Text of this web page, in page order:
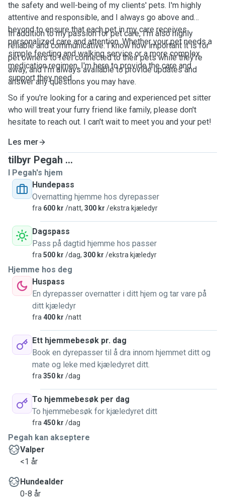
the safety and well-being of my clients' pets. I'm highly
attentive and responsible, and I always go above and
beyond to ensure that each pet in my care receives
personalized care and attention. Whether your pet needs a
simple feeding and walking service or a more complex
medication regimen, I'm here to provide the care and
support they need.
In addition to my passion for pet care, I'm also highly
reliable and communicative. I know how important it is for
pet owners to feel connected to their pets while they're
away, and I'm always available to provide updates and
answer any questions you may have.
So if you're looking for a caring and experienced pet sitter
who will treat your furry friend like family, please don't
hesitate to reach out. I can't wait to meet you and your pet!
Les mer
tilbyr Pegah ...
I Pegah's hjem
Hundepass
Overnatting hjemme hos dyrepasser
fra 600 kr /natt, 300 kr /ekstra kjæledyr
Dagspass
Pass på dagtid hjemme hos passer
fra 500 kr /dag, 300 kr /ekstra kjæledyr
Hjemme hos deg
Huspass
En dyrepasser overnatter i ditt hjem og tar vare på
ditt kjæledyr
fra 400 kr /natt
Ett hjemmebesøk pr. dag
Book en dyrepasser til å dra innom hjemmet ditt og
mate og leke med kjæledyret ditt.
fra 350 kr /dag
To hjemmebesøk per dag
To hjemmebesøk for kjæledyret ditt
fra 450 kr /dag
Pegah kan akseptere
Valper
<1 år
Hundealder
0-8 år